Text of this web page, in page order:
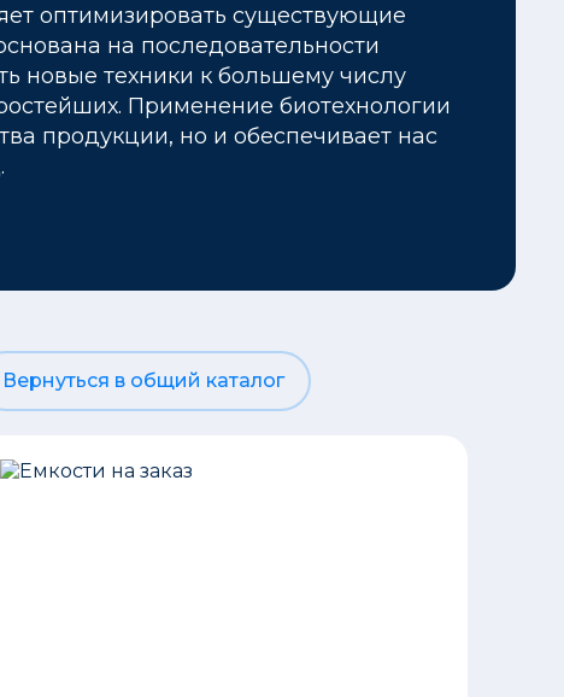
оптимизировать существующие
на последовательности
новые техники к большему числу
Применение биотехнологии
продукции, но и обеспечивает нас
Вернуться в общий каталог